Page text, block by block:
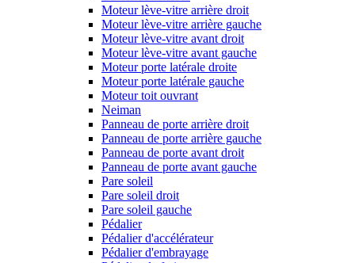
Moteur lève-vitre arrière droit
Moteur lève-vitre arrière gauche
Moteur lève-vitre avant droit
Moteur lève-vitre avant gauche
Moteur porte latérale droite
Moteur porte latérale gauche
Moteur toit ouvrant
Neiman
Panneau de porte arrière droit
Panneau de porte arrière gauche
Panneau de porte avant droit
Panneau de porte avant gauche
Pare soleil
Pare soleil droit
Pare soleil gauche
Pédalier
Pédalier d'accélérateur
Pédalier d'embrayage